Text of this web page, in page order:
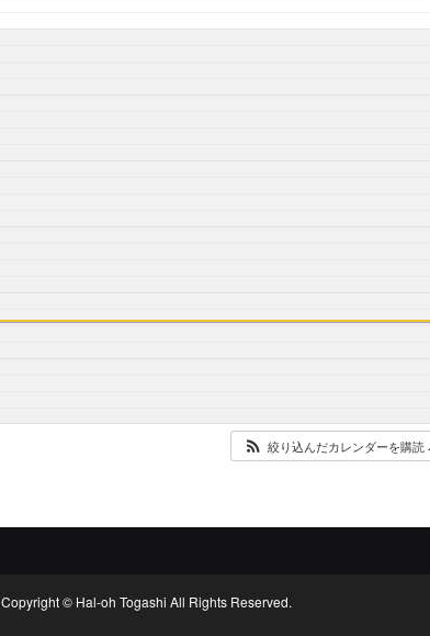
絞り込んだカレンダーを購読
Copyright © Hal-oh Togashi All Rights Reserved.